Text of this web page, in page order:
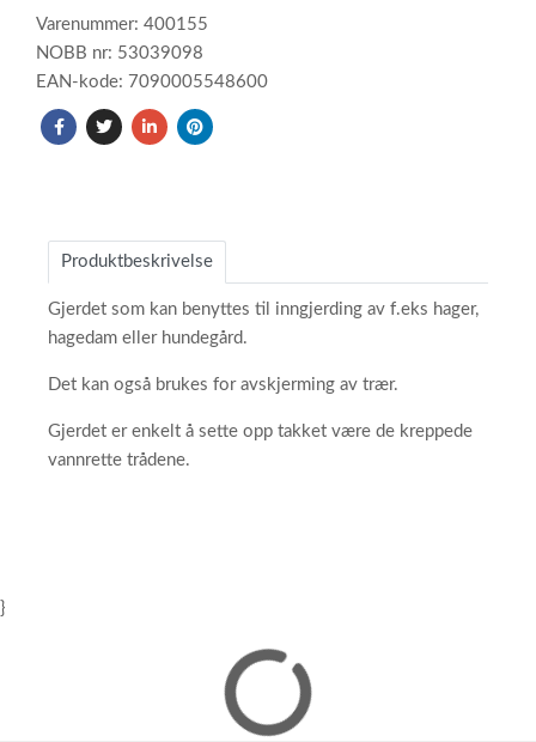
Varenummer: 400155
NOBB nr: 53039098
EAN-kode: 7090005548600
Produktbeskrivelse
Gjerdet som kan benyttes til inngjerding av f.eks hager,
hagedam eller hundegård.
Det kan også brukes for avskjerming av trær.
Gjerdet er enkelt å sette opp takket være de kreppede
vannrette trådene.
}